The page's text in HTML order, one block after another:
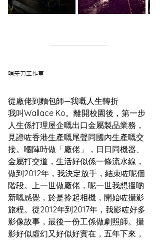
哨牙刀工作室
從廠佬到麵包師—我嘅人生轉折
我叫Wallace Ko。離開校園後，第一步
人生係打理屋企嘅出口金屬製品業務，
見證咗香港生產嘅尾聲同國內生產嘅交
接。嗰陣時做「廠佬」，日日同機器、
金屬打交道，生活好似係一條流水線，
做到2012年，我決定放手，結束咗呢個
階段。上一世做廠佬，呢一世我想搵啲
新嘅感覺，於是拎起相機，開始咗攝影
旅程。從2012年到2017年，我影咗好多
影像故事，最後一份工係做劇照師。攝
影好似虛幻又好似好實在，五年下來，